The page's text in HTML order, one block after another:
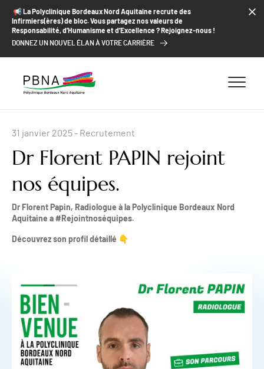
ALLER AU CONTENU
ALLER AU MENU
ALLER À LA RECHERCHE
📢​ La Polyclinique Bordeaux Nord Aquitaine recrute des
Infirmiers(ères) de bloc. Vous partagez nos valeurs de
Responsabilité, d’Humanisme et d’Excellence ? Rejoignez-nous !
DONNEZ UN NOUVEL ÉLAN À VOTRE CARRIÈRE
31 janvier 2025- Recrutement
Dr Florent PAPIN rejoint
nos équipes.
Dr Florent Papin, Radiologue à la Polyclinique Bordeaux Nord
Aquitaine a #Rejointnoséquipes.
Découvrez son profil détaillé 👇